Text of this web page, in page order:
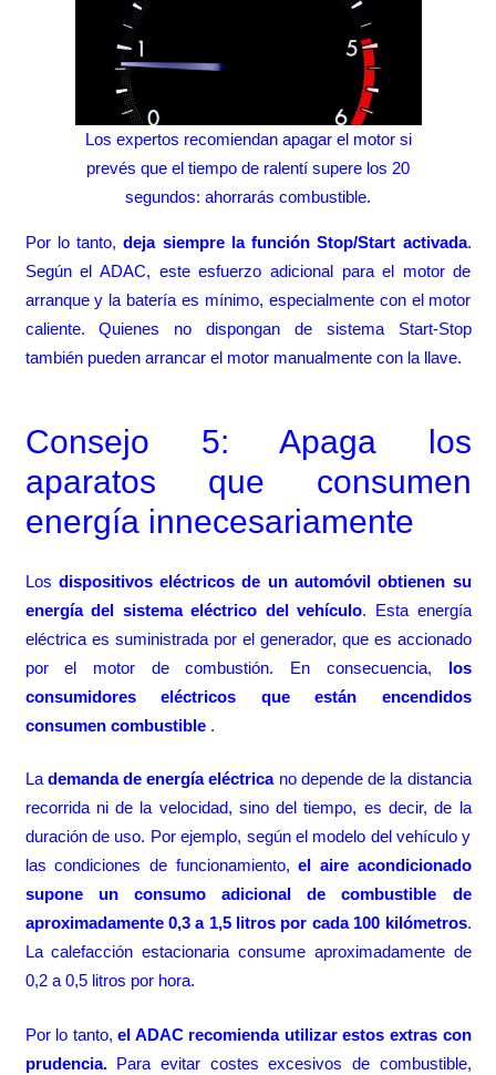
Los expertos recomiendan apagar el motor si
prevés que el tiempo de ralentí supere los 20
segundos: ahorrarás combustible.
Por lo tanto,deja siempre la función Stop/Start activada.
Según el ADAC, este esfuerzo adicional para el motor de
arranque y la batería es mínimo, especialmente con el motor
caliente. Quienes no dispongan de sistema Start-Stop
también pueden arrancar el motor manualmente con la llave.
Consejo 5: Apaga los
aparatos que consumen
energía innecesariamente
Los dispositivos eléctricos de un automóvil obtienen su
energía del sistema eléctrico del vehículo. Esta energía
eléctrica es suministrada por el generador, que es accionado
por el motor de combustión. En consecuencia, los
consumidores eléctricos que están encendidos
consumen combustible.
Lademanda de energía eléctricano depende de la distancia
recorrida ni de la velocidad, sino del tiempo, es decir, de la
duración de uso. Por ejemplo, según el modelo del vehículo y
las condiciones de funcionamiento,el aire acondicionado
supone un consumo adicional de combustible de
aproximadamente 0,3 a 1,5 litros por cada 100 kilómetros.
La calefacción estacionaria consume aproximadamente de
0,2 a 0,5 litros por hora.
Por lo tanto,el ADAC recomienda utilizar estos extras con
prudencia.Para evitar costes excesivos de combustible,